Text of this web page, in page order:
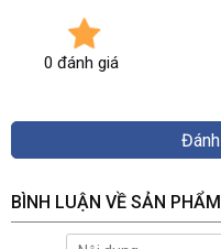
0 đánh giá
BÌNH LUẬN VỀ SẢN PHẨM